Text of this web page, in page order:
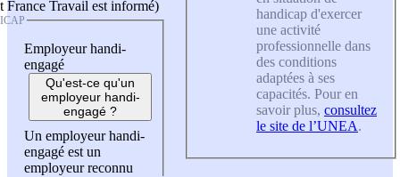
France Travail est informé)
Employeur handi-
engagé
Qu'est-ce qu'un
employeur handi-
engagé ?
Un employeur handi-
engagé est un
employeur reconnu
handicap d'exercer
une activité
professionnelle dans
des conditions
adaptées à ses
capacités. Pour en
savoir plus, consultez
le site de l’UNEA.